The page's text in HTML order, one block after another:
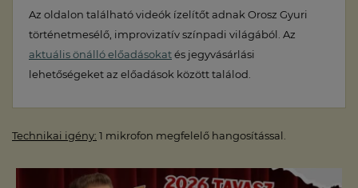
Az oldalon található videók ízelítőt adnak Orosz Gyuri
történetmesélő, improvizatív színpadi világából. Az
aktuális önálló előadásokatés jegyvásárlási
lehetőségeket az előadások között találod.
Technikai igény: 1 mikrofon megfelelő hangosítással.